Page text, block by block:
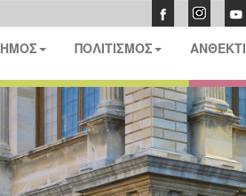
ΠΟΛΙΤΙΣΜΟΣ